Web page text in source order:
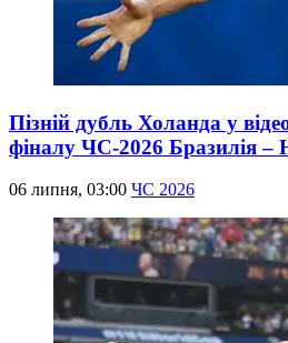
Пізній дубль Холанда у
фіналу ЧС-2026 Бразилія –
06 липня, 03:00 ЧС 2026